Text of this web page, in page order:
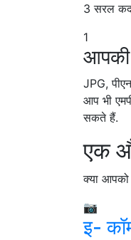
3 सरल
1
आपकी
JPG,
आप भी
सकते हैं.
एक
क्या आपको
📷
इ-